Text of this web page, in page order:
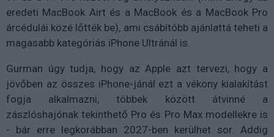
eredeti MacBook Airt és a MacBook és a MacBook Pro
árcédulái közé lőtték be), ami csábítóbb ajánlattá teheti a
magasabb kategóriás iPhone Ultránál is.
Gurman úgy tudja, hogy az Apple azt tervezi, hogy a
jövőben az összes iPhone-jánál ezt a vékony kialakítást
fogja alkalmazni, többek között átvinné a
zászlóshajónak tekinthető Pro és Pro Max modellekre is
- bár erre legkorábban 2027-ben kerülhet sor. Addig